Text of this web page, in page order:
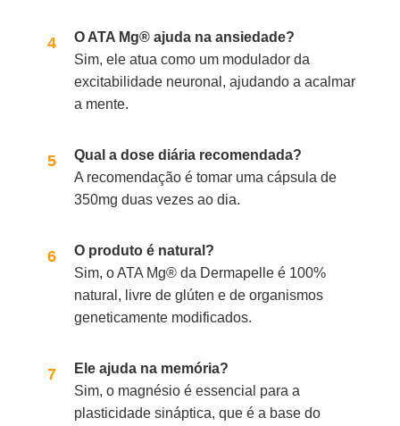
O ATA Mg® ajuda na ansiedade?
Sim, ele atua como um modulador da
excitabilidade neuronal, ajudando a acalmar
a mente.
Qual a dose diária recomendada?
A recomendação é tomar uma cápsula de
350mg duas vezes ao dia.
O produto é natural?
Sim, o ATA Mg® da Dermapelle é 100%
natural, livre de glúten e de organismos
geneticamente modificados.
Ele ajuda na memória?
Sim, o magnésio é essencial para a
plasticidade sináptica, que é a base do